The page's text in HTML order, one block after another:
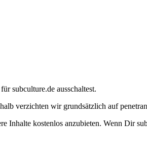
subculture.de ausschaltest.
verzichten wir grundsätzlich auf
kostenlos anzubieten. Wenn Dir